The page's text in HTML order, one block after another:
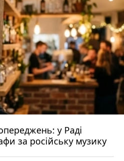
у Раді
за російську музику